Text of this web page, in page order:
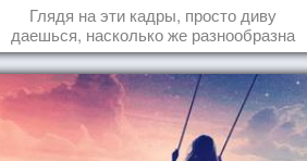
Глядя на эти кадры, просто диву
даешься, насколько же разнообразна
природа нашего мира!